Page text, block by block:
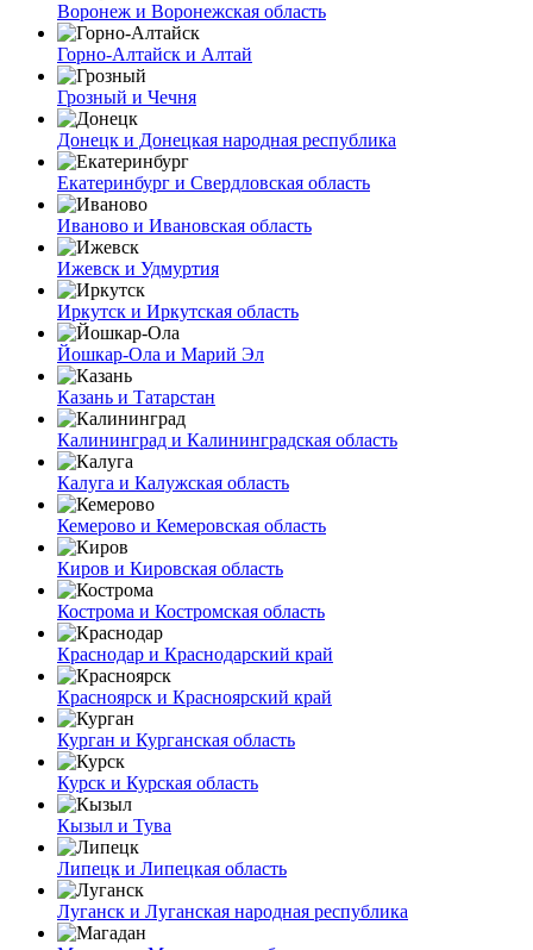
Воронеж и Воронежская область
Горно-Алтайск и Алтай
Грозный и Чечня
Донецк и Донецкая народная республика
Екатеринбург и Свердловская область
Иваново и Ивановская область
Ижевск и Удмуртия
Иркутск и Иркутская область
Йошкар-Ола и Марий Эл
Казань и Татарстан
Калининград и Калининградская область
Калуга и Калужская область
Кемерово и Кемеровская область
Киров и Кировская область
Кострома и Костромская область
Краснодар и Краснодарский край
Красноярск и Красноярский край
Курган и Курганская область
Курск и Курская область
Кызыл и Тува
Липецк и Липецкая область
Луганск и Луганская народная республика